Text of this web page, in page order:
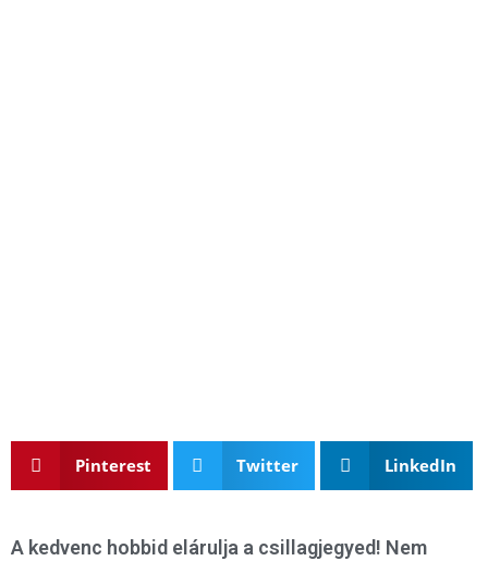
Pinterest Twitter LinkedIn
A kedvenc hobbid elárulja a csillagjegyed! Nem